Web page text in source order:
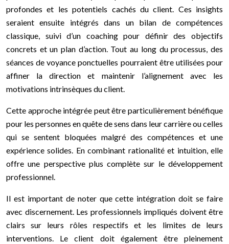
profondes et les potentiels cachés du client. Ces insights
seraient ensuite intégrés dans un bilan de compétences
classique, suivi d’un coaching pour définir des objectifs
concrets et un plan d’action. Tout au long du processus, des
séances de voyance ponctuelles pourraient être utilisées pour
affiner la direction et maintenir l’alignement avec les
motivations intrinsèques du client.
Cette approche intégrée peut être particulièrement bénéfique
pour les personnes en quête de sens dans leur carrière ou celles
qui se sentent bloquées malgré des compétences et une
expérience solides. En combinant rationalité et intuition, elle
offre une perspective plus complète sur le développement
professionnel.
Il est important de noter que cette intégration doit se faire
avec discernement. Les professionnels impliqués doivent être
clairs sur leurs rôles respectifs et les limites de leurs
interventions. Le client doit également être pleinement